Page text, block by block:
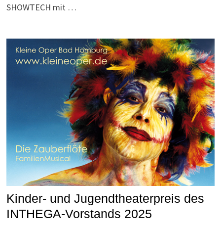
SHOWTECH mit …
Kinder- und Jugendtheaterpreis des
INTHEGA-Vorstands 2025